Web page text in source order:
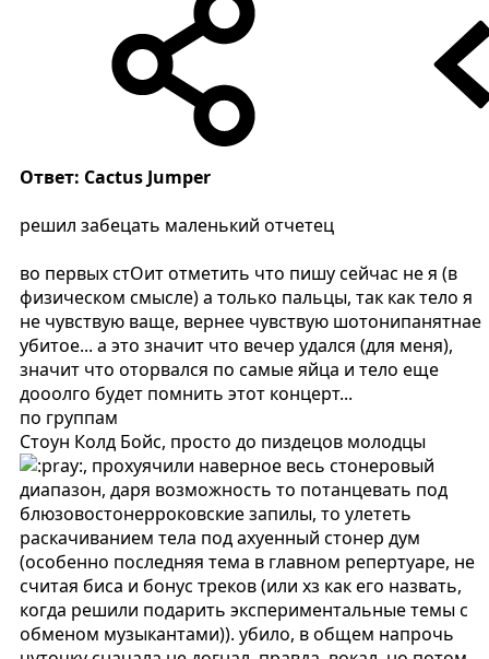
Ответ: Cactus Jumper
решил забецать маленький отчетец
во первых стОит отметить что пишу сейчас не я (в
физическом смысле) а только пальцы, так как тело я
не чувствую ваще, вернее чувствую шотонипанятнае
убитое... а это значит что вечер удался (для меня),
значит что оторвался по самые яйца и тело еще
дооолго будет помнить этот концерт...
по группам
Стоун Колд Бойс, просто до пиздецов молодцы
, прохуячили наверное весь стонеровый
диапазон, даря возможность то потанцевать под
блюзовостонерроковские запилы, то улететь
раскачиванием тела под ахуенный стонер дум
(особенно последняя тема в главном репертуаре, не
считая биса и бонус треков (или хз как его назвать,
когда решили подарить экспериментальные темы с
обменом музыкантами)). убило, в общем напрочь